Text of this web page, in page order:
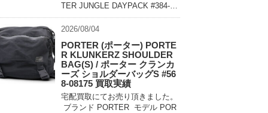
TER JUNGLE DAYPACK #384-18
196 買取相場 お問い合わせくだ
さい。 状態 美中古品 軽量でコン
2026/08/04
PORTER (ポーター) PORTE
R KLUNKERZ SHOULDER
BAG(S) / ポーター クランカ
ーズ ショルダーバッグS #56
8-08175 買取実績
宅配買取にてお売り頂きました。
ブランド PORTER モデル POR